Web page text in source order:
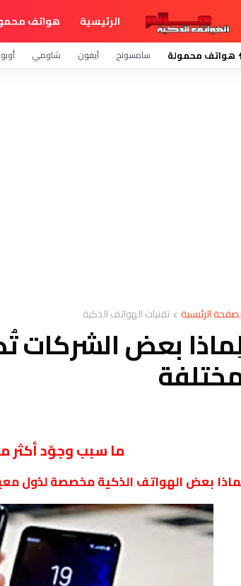
الرئيسية هواتف
هواتف محمولة سامسونج آيفون شاومي أوبو
الرئيسية تقنيات الهواتف الذكية
بعض الشركات
ما سبب وجوّد
بعض الهواتف الذكية مخصصة لدُول